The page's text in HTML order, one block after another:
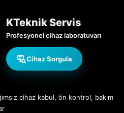
KTeknik Servis
Profesyonel cihaz laboratuvarı
Cihaz Sorgula
cihaz kabul, ön kontrol, bakım